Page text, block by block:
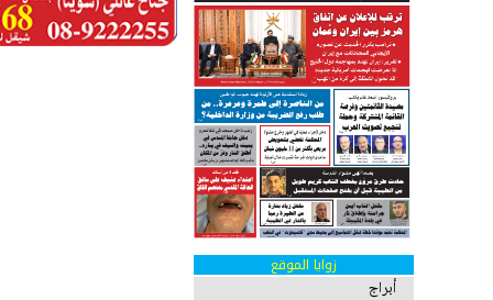
زوايا الموقع
أبراج